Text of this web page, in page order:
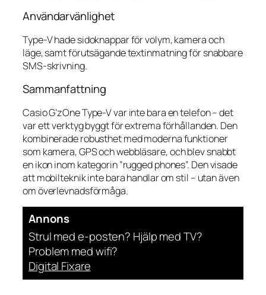
Användarvänlighet
Type-V hade sidoknappar för volym, kamera och
läge, samt förutsägande textinmatning för snabbare
SMS-skrivning.
Sammanfattning
Casio G’zOne Type-V var inte bara en telefon – det
var ett verktyg byggt för extrema förhållanden. Den
kombinerade robusthet med moderna funktioner
som kamera, GPS och webbläsare, och blev snabbt
en ikon inom kategorin ”rugged phones”. Den visade
att mobilteknik inte bara handlar om stil – utan även
om överlevnadsförmåga.
Annons
Strul med e-posten? Hjälp med TV?
Problem med wifi?
Digital Fixare